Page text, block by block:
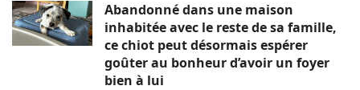
Abandonné dans une maison
inhabitée avec le reste de sa famille,
ce chiot peut désormais espérer
goûter au bonheur d’avoir un foyer
bien à lui